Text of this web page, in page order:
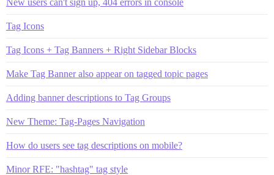
Tag Icons
Tag Icons + Tag Banners + Right Sidebar Blocks
Make Tag Banner also appear on tagged topic pages
Adding banner descriptions to Tag Groups
New Theme: Tag-Pages Navigation
How do users see tag descriptions on mobile?
Minor RFE: "hashtag" tag style